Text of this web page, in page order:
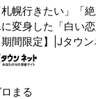
札幌行きたい」「
変身した「白い
期間限定】|Jタウ
まる